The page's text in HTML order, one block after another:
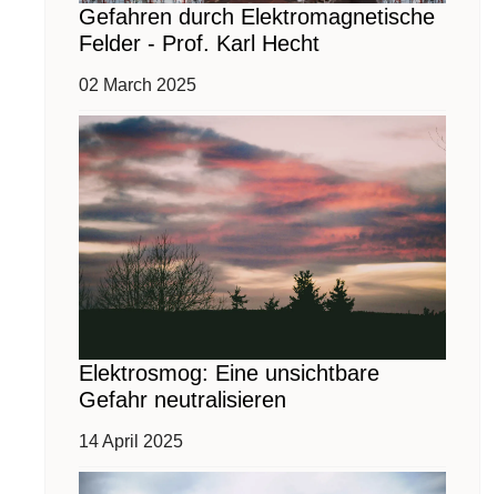
Gefahren durch Elektromagnetische
Felder - Prof. Karl Hecht
02 March 2025
Elektrosmog: Eine unsichtbare
Gefahr neutralisieren
14 April 2025